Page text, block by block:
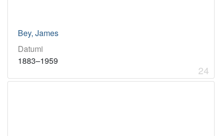
Bey, James
Datumi
1883–1959
24